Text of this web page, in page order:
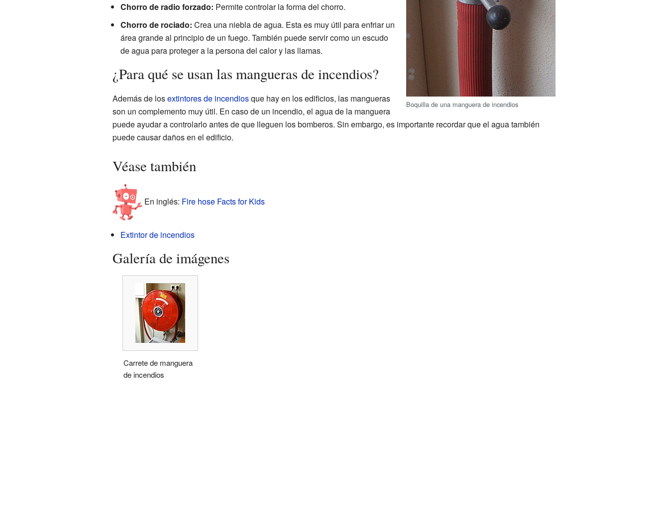
Boquilla de una manguera de incendios
Chorro de radio forzado: Permite controlar la forma del chorro.
Chorro de rociado: Crea una niebla de agua. Esta es muy útil para enfriar un
área grande al principio de un fuego. También puede servir como un escudo
de agua para proteger a la persona del calor y las llamas.
¿Para qué se usan las mangueras de incendios?
Además de losextintores de incendiosque hay en los edificios, las mangueras
son un complemento muy útil. En caso de un incendio, el agua de la manguera
puede ayudar a controlarlo antes de que lleguen los bomberos. Sin embargo, es importante recordar que el agua también
puede causar daños en el edificio.
Véase también
En inglés: Fire hose Facts for Kids
Extintor de incendios
Galería de imágenes
Carrete de manguera
de incendios